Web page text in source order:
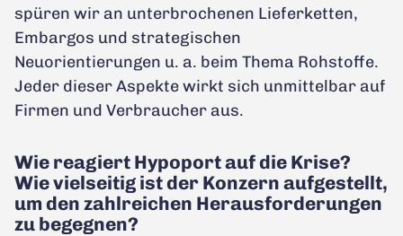
spüren wir an unterbrochenen Lieferketten,
Embargos und strategischen
Neuorientierungen u. a. beim Thema Rohstoffe.
Jeder dieser Aspekte wirkt sich unmittelbar auf
Firmen und Verbraucher aus.
Wie reagiert Hypoport auf die Krise?
Wie vielseitig ist der Konzern aufgestellt,
um den zahlreichen Herausforderungen
zu begegnen?